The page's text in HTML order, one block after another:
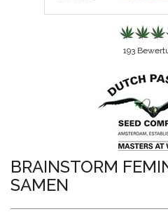
193
BRAINSTORM
SAMEN